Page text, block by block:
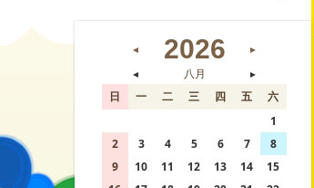
◄ 2026
►
◄
八月 ►
日 一 二 三 四 五
六
1
2
3 4 5 6 7
8
9
10 11 12 13 14
15